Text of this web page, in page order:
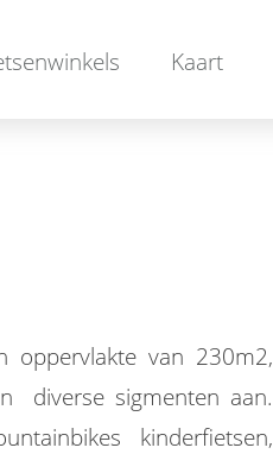
Kaart
oppervlakte van 230m2,
diverse sigmenten aan.
kinderfietsen,